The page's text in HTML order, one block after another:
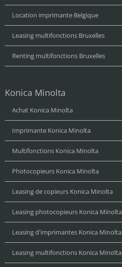
Location imprimante Belgique
Leasing multifonctions Bruxelles
Renting multifonctions Bruxelles
Konica Minolta
Achat Konica Minolta
Imprimante Konica Minolta
Multifonctions Konica Minolta
Photocopieurs Konica Minolta
Leasing de copieurs Konica Minolta
Leasing photocopieurs Konica Minolta
Leasing d'imprimantes Konica Minolta
Leasing multifonctions Konica Minolta